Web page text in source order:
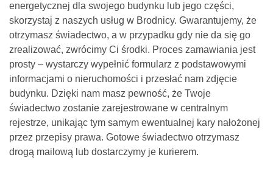
energetycznej dla swojego budynku lub jego części,
skorzystaj z naszych usług w Brodnicy. Gwarantujemy, że
otrzymasz świadectwo, a w przypadku gdy nie da się go
zrealizować, zwrócimy Ci środki. Proces zamawiania jest
prosty – wystarczy wypełnić formularz z podstawowymi
informacjami o nieruchomości i przesłać nam zdjęcie
budynku. Dzięki nam masz pewność, że Twoje
świadectwo zostanie zarejestrowane w centralnym
rejestrze, unikając tym samym ewentualnej kary nałożonej
przez przepisy prawa. Gotowe świadectwo otrzymasz
drogą mailową lub dostarczymy je kurierem.